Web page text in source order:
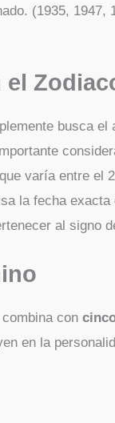
(1935, 1947,
busca el
varía entre el
la fecha
al signo
combina con
en la